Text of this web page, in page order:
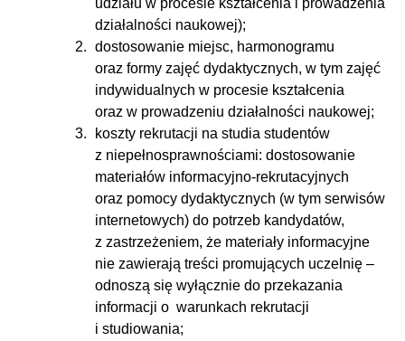
działalności naukowej);
dostosowanie miejsc, harmonogramu
oraz formy zajęć dydaktycznych, w tym zajęć
indywidualnych w procesie kształcenia
oraz w prowadzeniu działalności naukowej;
koszty rekrutacji na studia studentów
z niepełnosprawnościami: dostosowanie
materiałów informacyjno-rekrutacyjnych
oraz pomocy dydaktycznych (w tym serwisów
internetowych) do potrzeb kandydatów,
z zastrzeżeniem, że materiały informacyjne
nie zawierają treści promujących uczelnię –
odnoszą się wyłącznie do przekazania
informacji o warunkach rekrutacji
i studiowania;